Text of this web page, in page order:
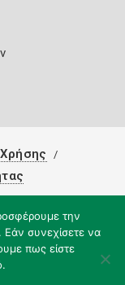
την
Εάν συνεχίσετε να
πως είστε